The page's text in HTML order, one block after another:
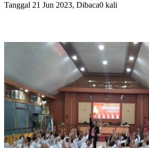
Tanggal 21 Jun 2023, Dibaca0 kali